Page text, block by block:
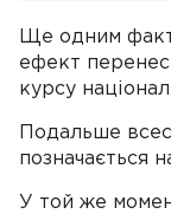
Ще одним
ефект
курсу
Подальше
позначається
У той же